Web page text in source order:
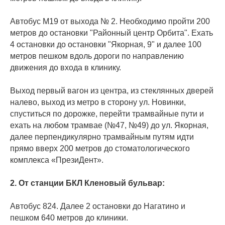
Автобус М19 от выхода № 2. Необходимо пройти 200
метров до остановки "Районный центр Орбита". Ехать
4 остановки до остановки "Якорная, 9" и далее 100
метров пешком вдоль дороги по направлению
движения до входа в клинику.
Выход первый вагон из центра, из стеклянных дверей
налево, выход из метро в сторону ул. Новинки,
спуститься по дорожке, перейти трамвайные пути и
ехать на любом трамвае (№47, №49) до ул. Якорная,
далее перпендикулярно трамвайным путям идти
прямо вверх 200 метров до стоматологического
комплекса «ПрезиДент».
2. От станции БКЛ Кленовый бульвар:
Автобус 824. Далее 2 остановки до Нагатино и
пешком 640 метров до клиники.